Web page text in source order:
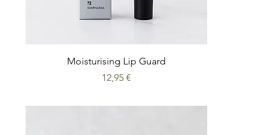
Moisturising Lip Guard
Prix
12,95 €